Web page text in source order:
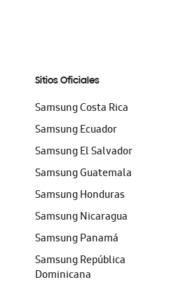
Sitios Oficiales
Samsung Costa Rica
Samsung Ecuador
Samsung El Salvador
Samsung Guatemala
Samsung Honduras
Samsung Nicaragua
Samsung Panamá
Samsung República
Dominicana